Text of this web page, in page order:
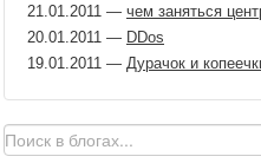
21.01.2011 — чем заняться
20.01.2011 — DDos
19.01.2011 — Дурачок и